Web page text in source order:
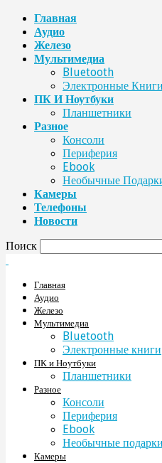
Главная
Аудио
Железо
Мультимедиа
Bluetooth
Электронные Книги
ПК И Ноутбуки
Планшетники
Разное
Консоли
Периферия
Ebook
Необычные
Камеры
Телефоны
Новости
Поиск
Главная
Аудио
Железо
Мультимедиа
Bluetooth
Электронные книги
ПК и Ноутбуки
Планшетники
Разное
Консоли
Периферия
Ebook
Необычные подарки
Камеры